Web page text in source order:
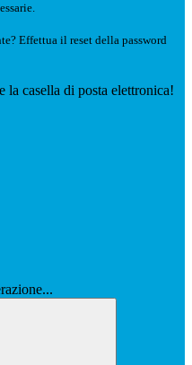
Effettua il reset della password
casella di posta elettronica!